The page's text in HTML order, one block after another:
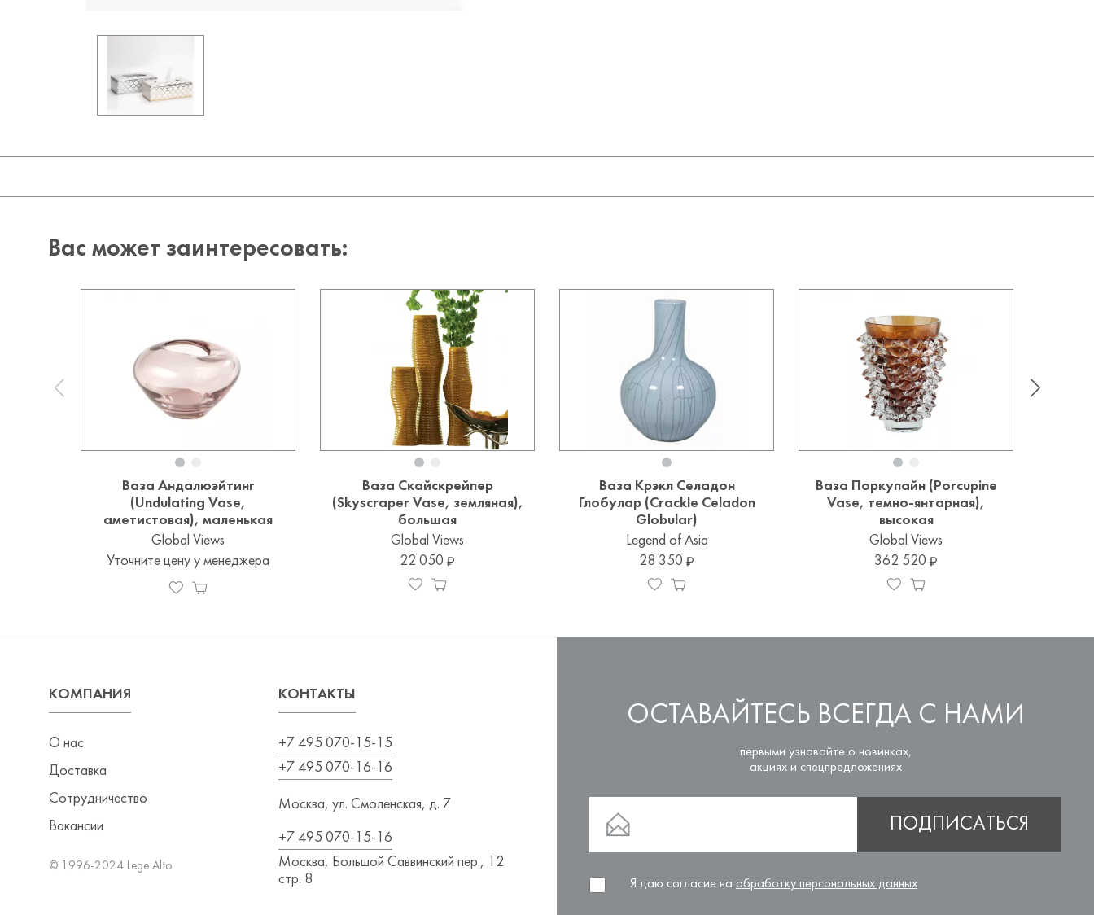
Вас может заинтересовать:
Ваза Андалюэйтинг
(Undulating Vase,
аметистовая), маленькая
Global Views
Уточните цену у менеджера
Ваза Скайскрейпер
(Skyscraper Vase, земляная),
большая
Global Views
22 050
Ваза Крэкл Селадон
Глобулар (Crackle Celadon
Globular)
Legend of Asia
28 350
Ваза Поркупайн (Porcupine
Vase, темно-янтарная),
высокая
Global Views
362 520
КОМПАНИЯ
О нас
Доставка
Сотрудничество
Вакансии
© 1996-2024 Lege Alto
КОНТАКТЫ
+7 495 070-15-15
+7 495 070-16-16
Москва, ул. Смоленская, д. 7
+7 495 070-15-16
Москва, Большой Саввинский пер., 12
стр. 8
ОСТАВАЙТЕСЬ ВСЕГДА С НАМИ
первыми узнавайте о новинках,
акциях и спецпредложениях
ПОДПИСАТЬСЯ
Я даю согласие на обработку персональных данных